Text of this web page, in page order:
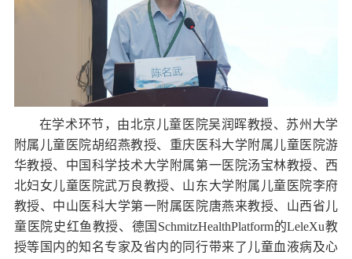
在学术环节，由北京儿童医院吴润晖教授、苏州大学
附属儿童医院胡绍燕教授、重庆医科大学附属儿童医院游
华教授、中国科学技术大学附属第一医院汤宝林教授、西
北妇女儿童医院武万良教授、山东大学附属儿童医院李府
教授、中山医科大学第一附属医院唐燕来教授、山西省儿
童医院史红鱼教授、德国 SchmitzHealthPlatform的LeleXu教
授等国内的知名专家及省内的同行带来了儿童血液病及心